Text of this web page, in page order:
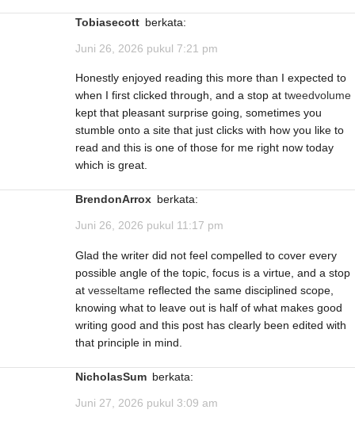
Tobiasecott berkata:
Juni 26, 2026 pukul 7:21 pm
Honestly enjoyed reading this more than I expected to
when I first clicked through, and a stop at tweedvolume
kept that pleasant surprise going, sometimes you
stumble onto a site that just clicks with how you like to
read and this is one of those for me right now today
which is great.
BrendonArrox berkata:
Juni 26, 2026 pukul 11:17 pm
Glad the writer did not feel compelled to cover every
possible angle of the topic, focus is a virtue, and a stop
at vesseltame reflected the same disciplined scope,
knowing what to leave out is half of what makes good
writing good and this post has clearly been edited with
that principle in mind.
NicholasSum berkata:
Juni 27, 2026 pukul 3:09 am